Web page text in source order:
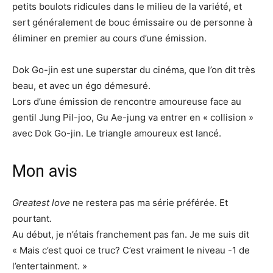
petits boulots ridicules dans le milieu de la variété, et
sert généralement de bouc émissaire ou de personne à
éliminer en premier au cours d’une émission.
Dok Go-jin est une superstar du cinéma, que l’on dit très
beau, et avec un égo démesuré.
Lors d’une émission de rencontre amoureuse face au
gentil Jung Pil-joo, Gu Ae-jung va entrer en « collision »
avec Dok Go-jin. Le triangle amoureux est lancé.
Mon avis
Greatest love ne restera pas ma série préférée. Et
pourtant.
Au début, je n’étais franchement pas fan. Je me suis dit
« Mais c’est quoi ce truc? C’est vraiment le niveau -1 de
l’entertainment. »